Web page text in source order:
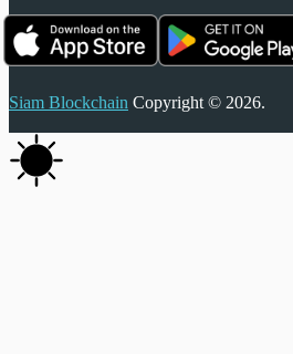
Siam Blockchain Copyright © 2026.